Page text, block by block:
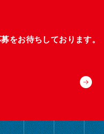
をお待ちしております。